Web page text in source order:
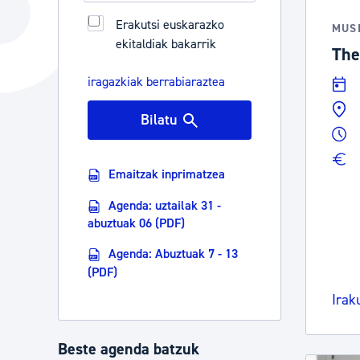
Hiria
Hiria ezagutu
Etorkizuneko hiria
Albisteak
Abisuak
Kultur
Erakutsi euskarazko
ekitaldiak bakarrik
iragazkiak berrabiaraztea
Bilatu
Emaitzak inprimatzea
Agenda: uztailak 31 -
abuztuak 06 (PDF)
Agenda: Abuztuak 7 - 13
(PDF)
Beste agenda batzuk